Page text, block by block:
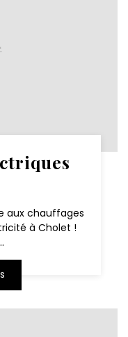
aux chauffages
à Cholet !